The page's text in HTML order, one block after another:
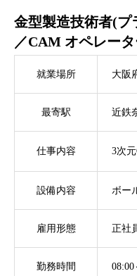
金型製造技術者(プ
／CAM オペレー
就業場所 大阪
最寄駅 近鉄
仕事内容 3次
設備内容 ボー
雇用形態 正社
勤務時間